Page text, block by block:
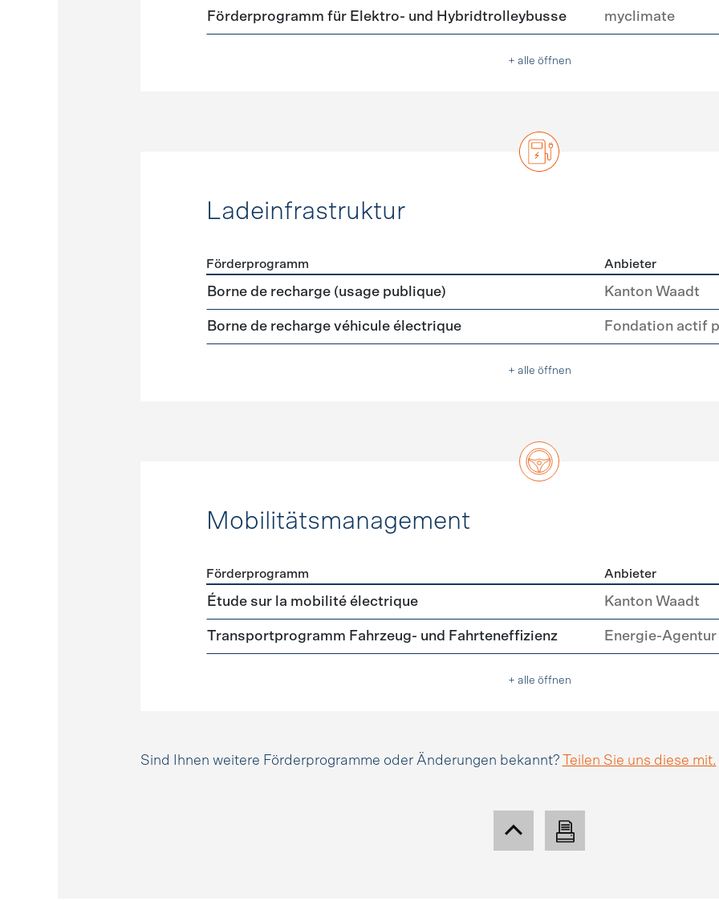
Förderprogramm für Elektro- und Hybridtrolleybusse myclimate
+ alle öffnen
Ladeinfrastruktur
Förderprogramme Ladeinfrastruktur
Förderprogramm Anbieter
Borne de recharge (usage publique) Kanton Waadt
Borne de recharge véhicule électrique Fondation actif
+ alle öffnen
Mobilitätsmanagement
Förderprogramme Mobilitätsmanagement
Förderprogramm Anbieter
Étude sur la mobilité électrique Kanton Waadt
Transportprogramm Fahrzeug- und Fahrteneffizienz Energie-
+ alle öffnen
Sind Ihnen weitere Förderprogramme oder Änderungen bekannt? Teilen Sie uns diese mit.